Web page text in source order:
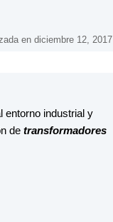
en diciembre 12, 2017
entorno industrial y
de transformadores